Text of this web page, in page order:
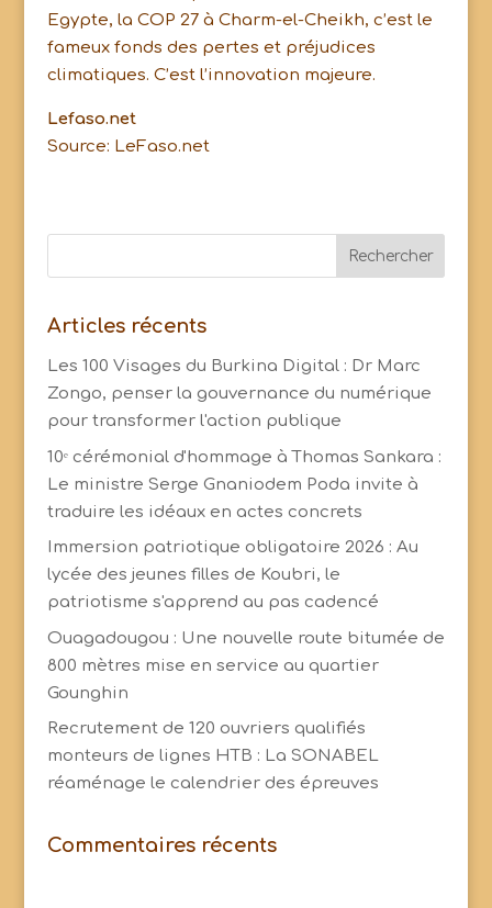
Egypte, la COP 27 à Charm-el-Cheikh, c’est le
fameux fonds des pertes et préjudices
climatiques. C’est l’innovation majeure.
Lefaso.net
Source: LeFaso.net
Articles récents
Les 100 Visages du Burkina Digital : Dr Marc
Zongo, penser la gouvernance du numérique
pour transformer l'action publique
10ᵉ cérémonial d'hommage à Thomas Sankara :
Le ministre Serge Gnaniodem Poda invite à
traduire les idéaux en actes concrets
Immersion patriotique obligatoire 2026 : Au
lycée des jeunes filles de Koubri, le
patriotisme s'apprend au pas cadencé
Ouagadougou : Une nouvelle route bitumée de
800 mètres mise en service au quartier
Gounghin
Recrutement de 120 ouvriers qualifiés
monteurs de lignes HTB : La SONABEL
réaménage le calendrier des épreuves
Commentaires récents